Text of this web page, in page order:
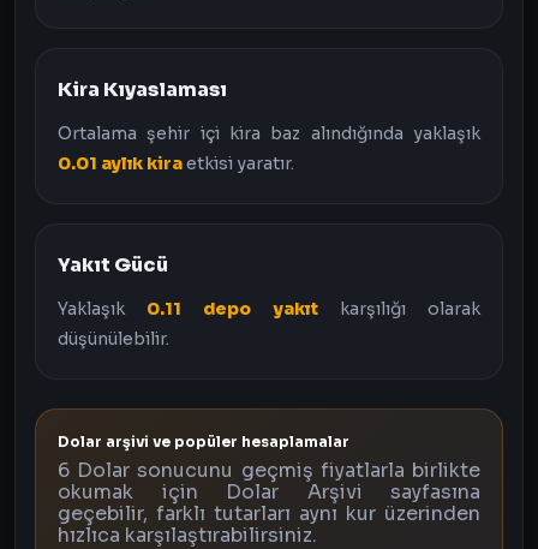
Kira Kıyaslaması
Ortalama şehir içi kira baz alındığında yaklaşık
0.01 aylık kiraetkisi yaratır.
Yakıt Gücü
Yaklaşık 0.11 depo yakıtkarşılığı olarak
düşünülebilir.
Dolar arşivi ve popüler hesaplamalar
6 Dolar sonucunu geçmiş fiyatlarla birlikte
okumak için Dolar Arşivi sayfasına
geçebilir, farklı tutarları aynı kur üzerinden
hızlıca karşılaştırabilirsiniz.